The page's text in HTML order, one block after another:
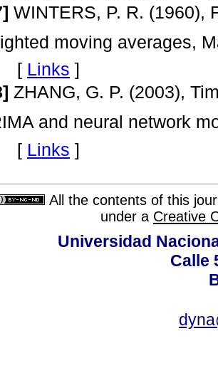
WINTERS, P. R. (1960),
moving averages,
Links ]
ZHANG, G. P. (2003),
and neural network
Links ]
All the contents of this
under a Creative
Universidad
Calle